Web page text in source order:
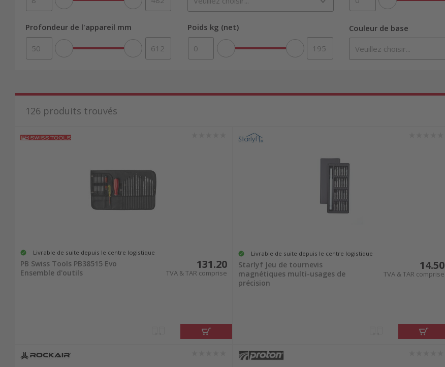
Profondeur de l'appareil mm Poids kg (net) Couleur de base
126 produits trouvés
Livrable de suite depuis le centre logistique
PB Swiss Tools PB38515 Evo
Ensemble d'outils
131.20
TVA & TAR comprise
Livrable de suite depuis le centre logistique
Starlyf Jeu de tournevis
magnétiques multi-usages de
précision
14.50
TVA & TAR comprise